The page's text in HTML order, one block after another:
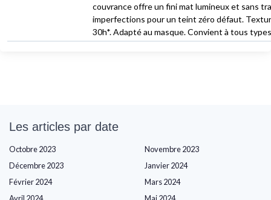
couvrance offre un fini mat lumineux et sans
imperfections pour un teint zéro défaut.
30h*. Adapté au masque. Convient à tous
Les articles par date
Octobre 2023
Novembre 2023
Décembre 2023
Janvier 2024
Février 2024
Mars 2024